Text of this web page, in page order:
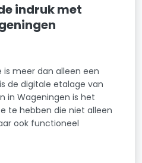
indruk met
is meer dan alleen een
de digitale etalage van
in Wageningen is het
te hebben die niet alleen
ook functioneel